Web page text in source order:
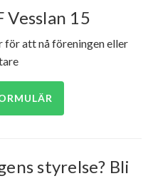
Vesslan 15
att nå föreningen eller
styrelse? Bli